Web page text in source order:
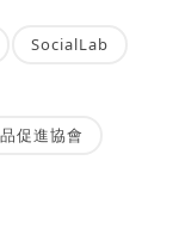
SocialLab
促進協會